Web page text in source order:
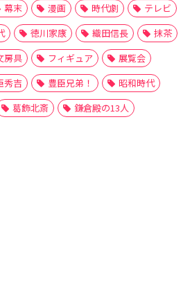
幕末 漫画 時代劇
テレビ
徳川家康 織田信長
抹茶
房具 フィギュア
展覧会
秀吉 豊臣兄弟！
昭和時代
葛飾北斎 鎌倉殿の13人